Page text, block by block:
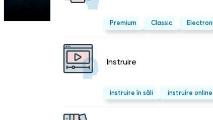
Premium Classic
Instruire
instruire în săli instruire online